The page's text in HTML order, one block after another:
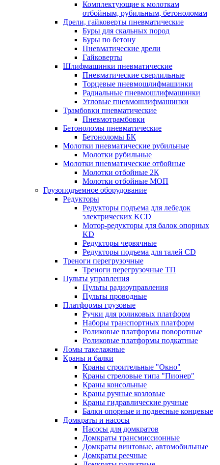
Комплектующие к молоткам
отбойным, рубильным, бетоноломам
Дрели, гайковерты пневматические
Буры для скальных пород
Буры по бетону
Пневматические дрели
Гайковерты
Шлифмашинки пневматические
Пневматические сверлильные
Торцевые пневмошлифмашинки
Радиальные пневмошлифмашинки
Угловые пневмошлифмашинки
Трамбовки пневматические
Пневмотрамбовки
Бетоноломы пневматические
Бетоноломы БК
Молотки пневматические рубильные
Молотки рубильные
Молотки пневматические отбойные
Молотки отбойные 2К
Молотки отбойные МОП
Грузоподъемное оборудование
Редукторы
Редукторы подъема для лебедок
электрических KCD
Мотор-редукторы для балок опорных
KD
Редукторы червячные
Редукторы подъема для талей CD
Треноги перегрузочные
Треноги перегрузочные ТП
Пульты управления
Пульты радиоуправления
Пульты проводные
Платформы грузовые
Ручки для роликовых платформ
Наборы транспортных платформ
Роликовые платформы поворотные
Роликовые платформы подкатные
Ломы такелажные
Краны и балки
Краны строительные "Окно"
Краны стреловые типа "Пионер"
Краны консольные
Краны ручные козловые
Краны гидравлические ручные
Балки опорные и подвесные концевые
Домкраты и насосы
Насосы для домкратов
Домкраты трансмиссионные
Домкраты винтовые, автомобильные
Домкраты реечные